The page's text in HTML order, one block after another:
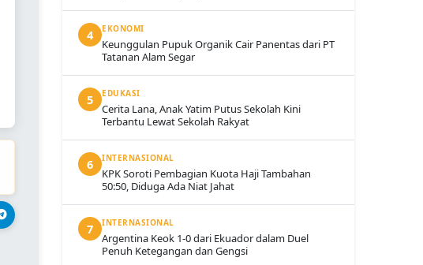
4 EKONOMI
Keunggulan Pupuk Organik Cair Panentas dari PT
Tatanan Alam Segar
5 EDUKASI
Cerita Lana, Anak Yatim Putus Sekolah Kini
Terbantu Lewat Sekolah Rakyat
6 INTERNASIONAL
KPK Soroti Pembagian Kuota Haji Tambahan
50:50, Diduga Ada Niat Jahat
7 INTERNASIONAL
Argentina Keok 1-0 dari Ekuador dalam Duel
Penuh Ketegangan dan Gengsi